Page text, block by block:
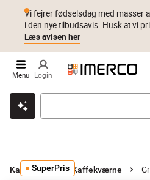
Klik & hent Byt i 1 år Prismatch
Vi fejrer fødselsdag med masser
i den nye tilbudsavis. Husk at vi
Læs avisen her
Menu Login
Kaffe og te Kaffekværne
SuperPris